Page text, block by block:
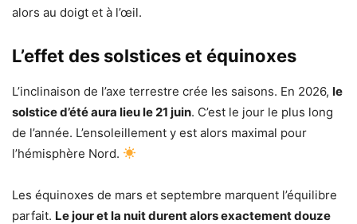
alors au doigt et à l’œil.
L’effet des solstices et équinoxes
L’inclinaison de l’axe terrestre crée les saisons. En 2026, le
solstice d’été aura lieu le 21 juin. C’est le jour le plus long
de l’année. L’ensoleillement y est alors maximal pour
l’hémisphère Nord.
Les équinoxes de mars et septembre marquent l’équilibre
parfait. Le jour et la nuit durent alors exactement douze